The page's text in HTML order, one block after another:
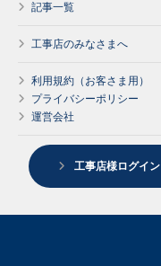
記事一覧
工事店のみなさまへ
利用規約（お客さま用）
プライバシーポリシー
運営会社
工事店様ログイン